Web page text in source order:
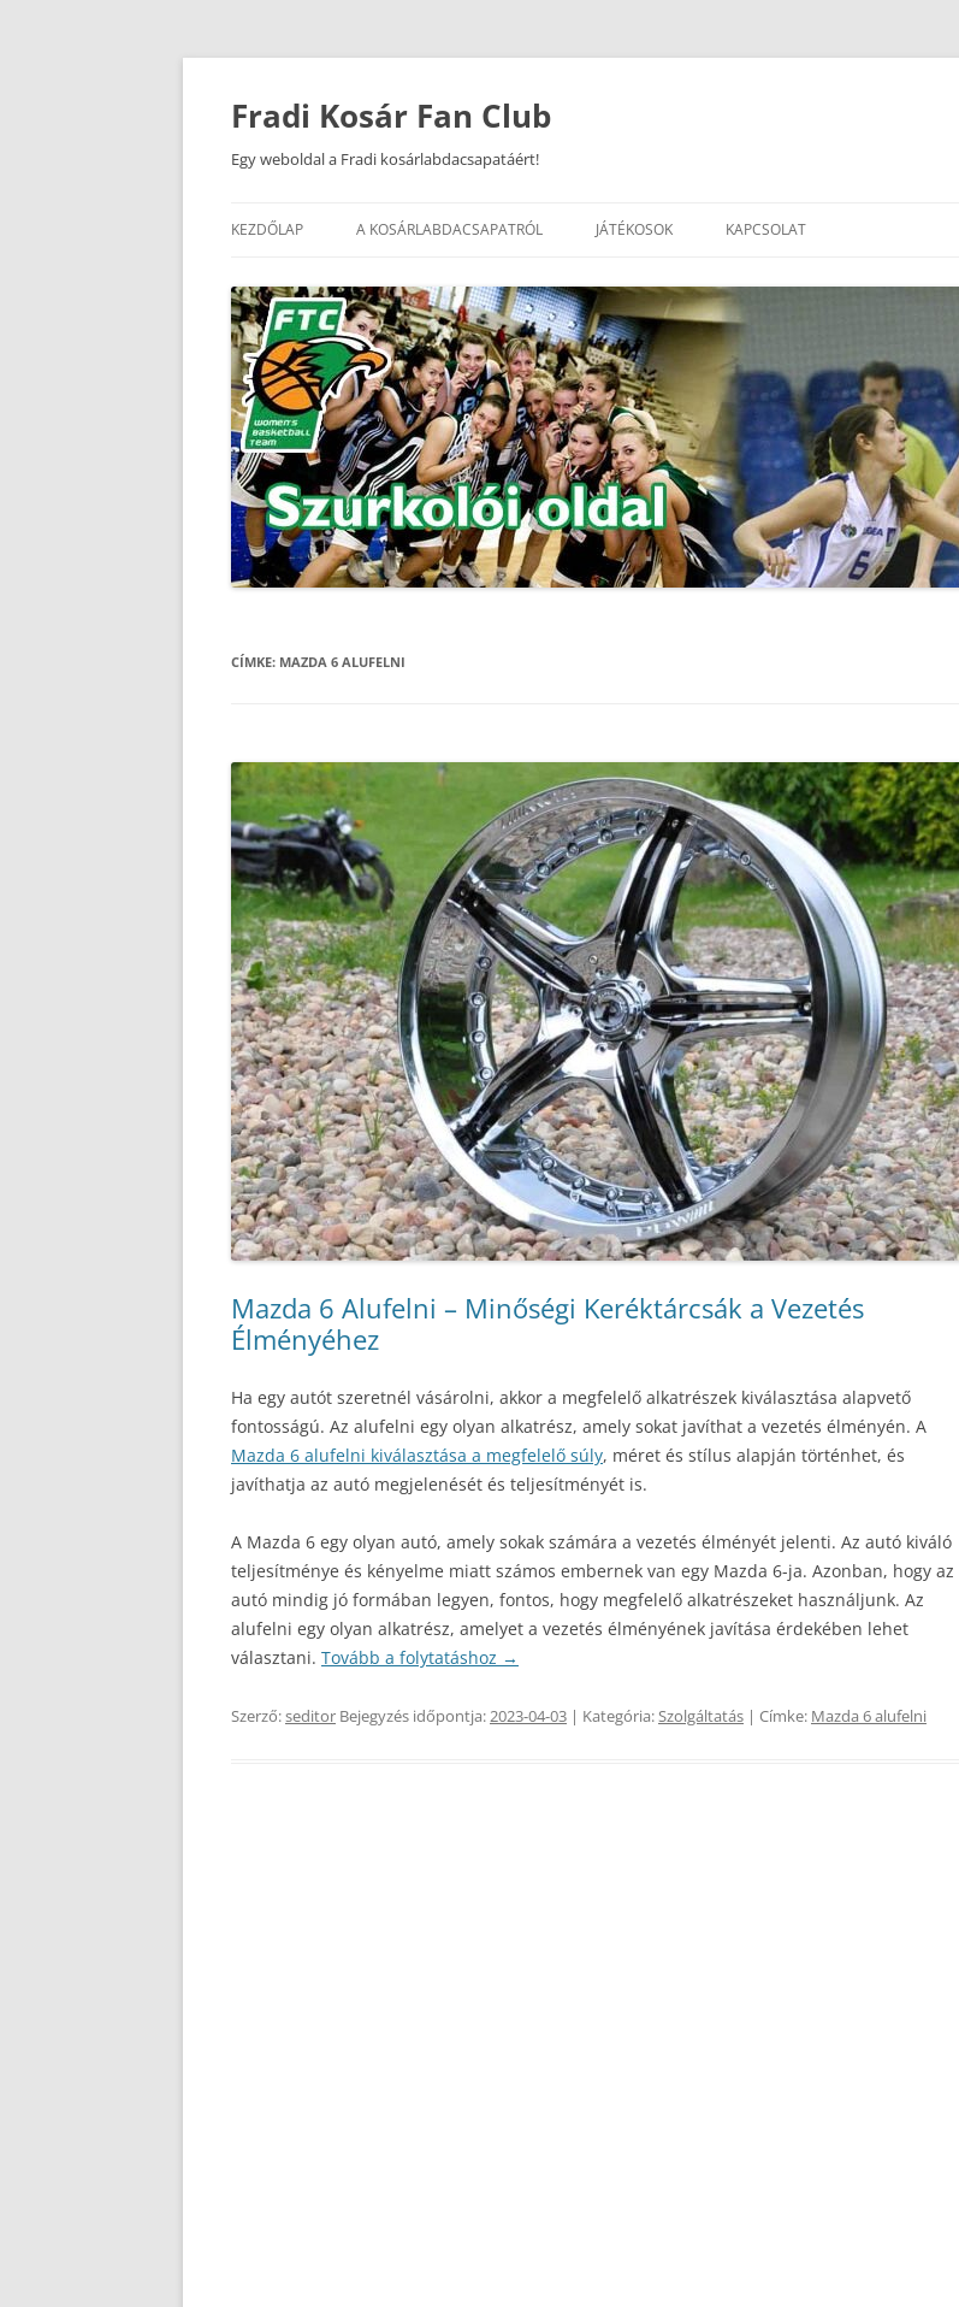
Kilépés
tartalomba
Fradi Kosár Fan Club
Egy weboldal a Fradi kosárlabdacsapatáért!
KEZDŐLAP A KOSÁRLABDACSAPATRÓL JÁTÉKOSOK KAPCSOLAT
CÍMKE: MAZDA 6 ALUFELNI
Mazda 6 Alufelni – Minőségi Keréktárcsák a Vezetés
Élményéhez
Ha egy autót szeretnél vásárolni, akkor a megfelelő alkatrészek kiválasztása alapvető
fontosságú. Az alufelni egy olyan alkatrész, amely sokat javíthat a vezetés élményén. A
Mazda 6 alufelni kiválasztása a megfelelő súly, méret és stílus alapján történhet, és
javíthatja az autó megjelenését és teljesítményét is.
A Mazda 6 egy olyan autó, amely sokak számára a vezetés élményét jelenti. Az autó kiváló
teljesítménye és kényelme miatt számos embernek van egy Mazda 6-ja. Azonban, hogy az
autó mindig jó formában legyen, fontos, hogy megfelelő alkatrészeket használjunk. Az
alufelni egy olyan alkatrész, amelyet a vezetés élményének javítása érdekében lehet
választani. Tovább a folytatáshoz →
Szerző:seditor Bejegyzés időpontja:2023-04-03 | Kategória:Szolgáltatás | Címke: Mazda 6 alufelni